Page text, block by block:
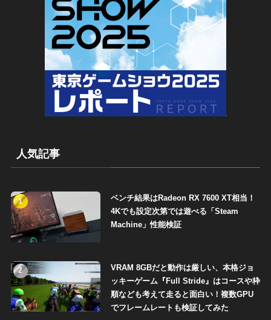
人気記事
1
ベンチ結果はRadeon RX 7600 XT相当！
4Kでも設定次第では遊べる「Steam
Machine」性能検証
2
VRAM 8GBだと動作は厳しい、本格ジョ
ッキーゲーム『Full Stride』はコースや枠
順なども考えて走ると面白い！複数GPU
でフレームレートも検証してみた